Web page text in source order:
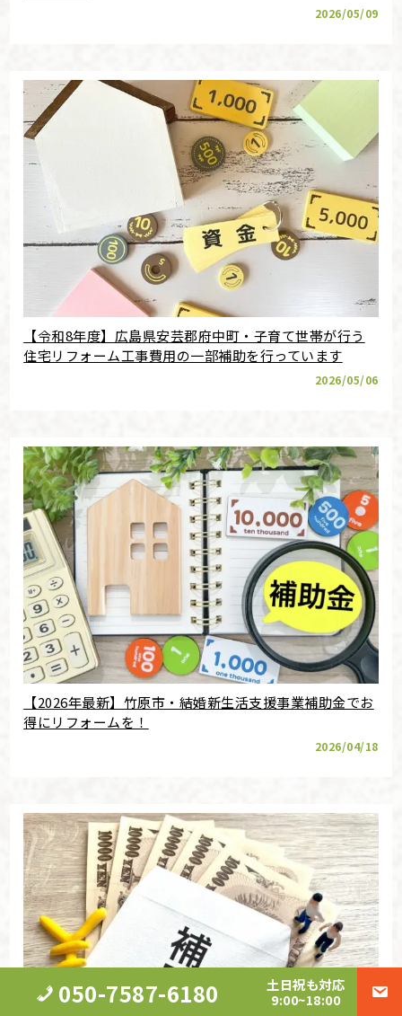
2026/05/09
【令和8年度】広島県安芸郡府中町・子育て世帯が行う
住宅リフォーム工事費用の一部補助を行っています
2026/05/06
【2026年最新】竹原市・結婚新生活支援事業補助金でお
得にリフォームを！
2026/04/18
050-7587-6180
土日祝も対応
9:00~18:00